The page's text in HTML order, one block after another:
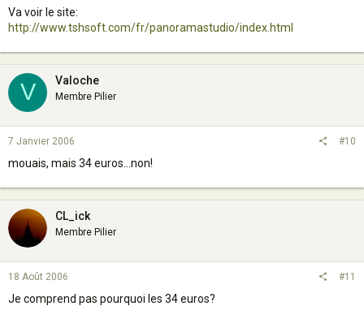
Va voir le site:
http://www.tshsoft.com/fr/panoramastudio/index.html
V Valoche
Membre Pilier
7 Janvier 2006 #10
mouais, mais 34 euros...non!
CL_ick
Membre Pilier
18 Août 2006 #11
Je comprend pas pourquoi les 34 euros?